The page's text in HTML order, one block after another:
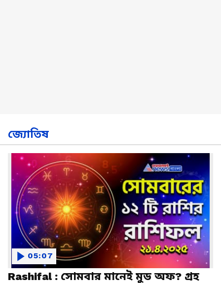
জ্যোতিষ
Rashifal : সোমবার মানেই মুড অফ? গ্রহ
05:07